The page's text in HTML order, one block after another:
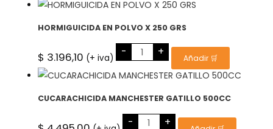
HORMIGUICIDA EN POLVO X 250 GRS
$ 3.196,10 (+ iva) - HORMIGUICIDA
POLVO
X
250
cantidad
+ Añadir 🛒
CUCARACHICIDA MANCHESTER GATILLO 500CC
- CUCARACHICIDA
MANCHESTER
+